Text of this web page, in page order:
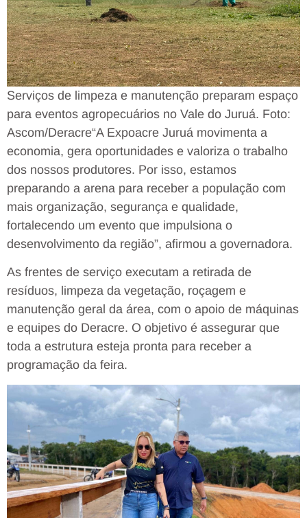
Serviços de limpeza e manutenção preparam espaço
para eventos agropecuários no Vale do Juruá. Foto:
Ascom/Deracre“A Expoacre Juruá movimenta a
economia, gera oportunidades e valoriza o trabalho
dos nossos produtores. Por isso, estamos
preparando a arena para receber a população com
mais organização, segurança e qualidade,
fortalecendo um evento que impulsiona o
desenvolvimento da região”, afirmou a governadora.
As frentes de serviço executam a retirada de
resíduos, limpeza da vegetação, roçagem e
manutenção geral da área, com o apoio de máquinas
e equipes do Deracre. O objetivo é assegurar que
toda a estrutura esteja pronta para receber a
programação da feira.